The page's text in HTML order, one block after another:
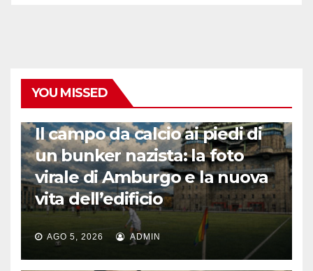
YOU MISSED
Il campo da calcio ai piedi di
un bunker nazista: la foto
virale di Amburgo e la nuova
vita dell’edificio
AGO 5, 2026 ADMIN
LA STORIA DEL CALCIO